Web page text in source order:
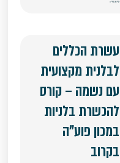
קרא עוד »
עשרת הכללים
לבלנית מקצועית
עם נשמה – קורס
להכשרת בלניות
במכון פוע"ה
בקרוב